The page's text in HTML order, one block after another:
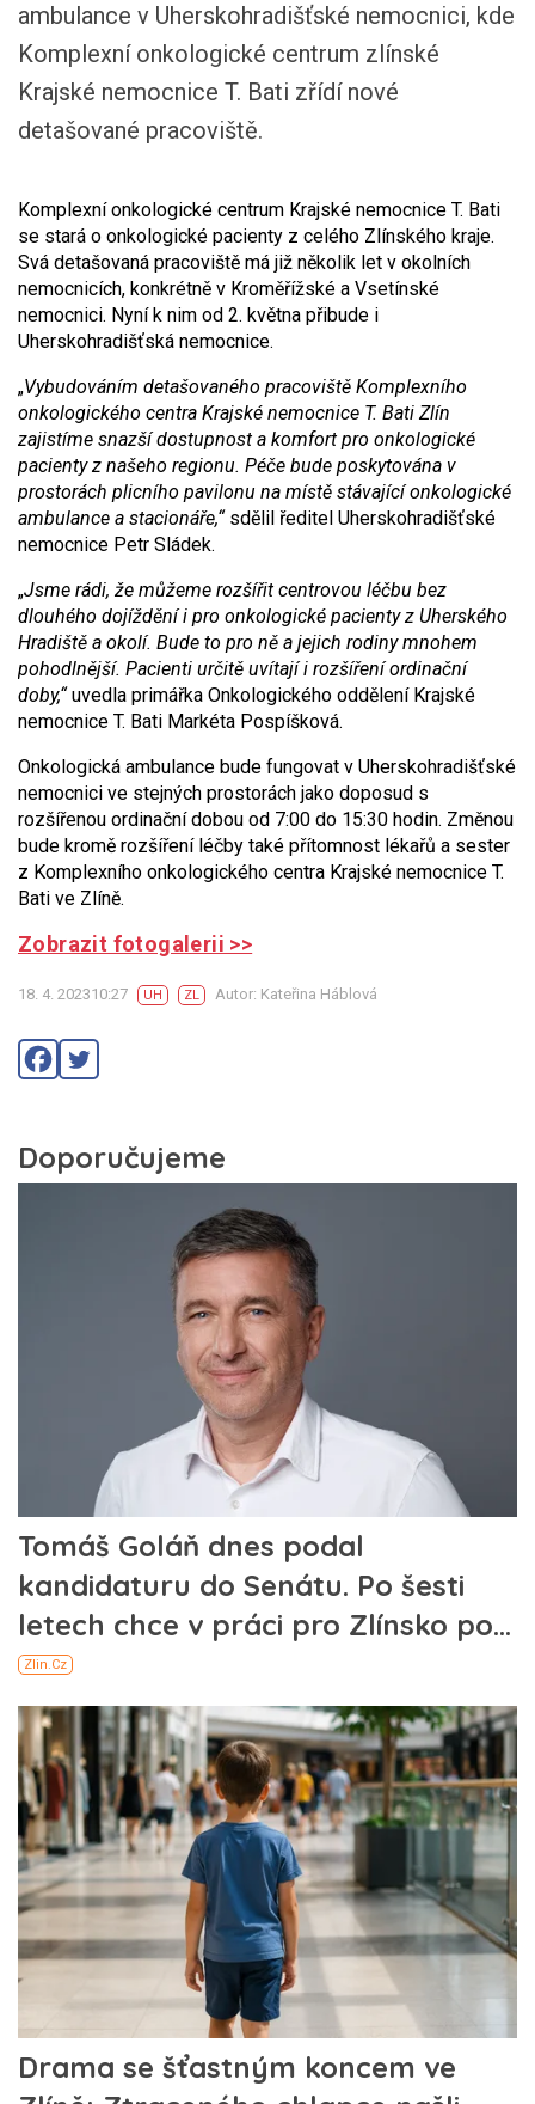
ambulance v Uherskohradišťské nemocnici, kde
Komplexní onkologické centrum zlínské
Krajské nemocnice T. Bati zřídí nové
detašované pracoviště.
Komplexní onkologické centrum Krajské nemocnice T. Bati
se stará o onkologické pacienty z celého Zlínského kraje.
Svá detašovaná pracoviště má již několik let v okolních
nemocnicích, konkrétně v Kroměřížské a Vsetínské
nemocnici. Nyní k nim od 2. května přibude i
Uherskohradišťská nemocnice.
„Vybudováním detašovaného pracoviště Komplexního
onkologického centra Krajské nemocnice T. Bati Zlín
zajistíme snazší dostupnost a komfort pro onkologické
pacienty z našeho regionu. Péče bude poskytována v
prostorách plicního pavilonu na místě stávající onkologické
ambulance a stacionáře,“sdělil ředitel Uherskohradišťské
nemocnice Petr Sládek.
„Jsme rádi, že můžeme rozšířit centrovou léčbu bez
dlouhého dojíždění i pro onkologické pacienty z Uherského
Hradiště a okolí. Bude to pro ně a jejich rodiny mnohem
pohodlnější. Pacienti určitě uvítají i rozšíření ordinační
doby,“uvedla primářka Onkologického oddělení Krajské
nemocnice T. Bati Markéta Pospíšková.
Onkologická ambulance bude fungovat v Uherskohradišťské
nemocnici ve stejných prostorách jako doposud s
rozšířenou ordinační dobou od 7:00 do 15:30 hodin. Změnou
bude kromě rozšíření léčby také přítomnost lékařů a sester
z Komplexního onkologického centra Krajské nemocnice T.
Bati ve Zlíně.
Zobrazit fotogalerii >>
18. 4. 202310:27 UH ZL Autor: Kateřina Háblová